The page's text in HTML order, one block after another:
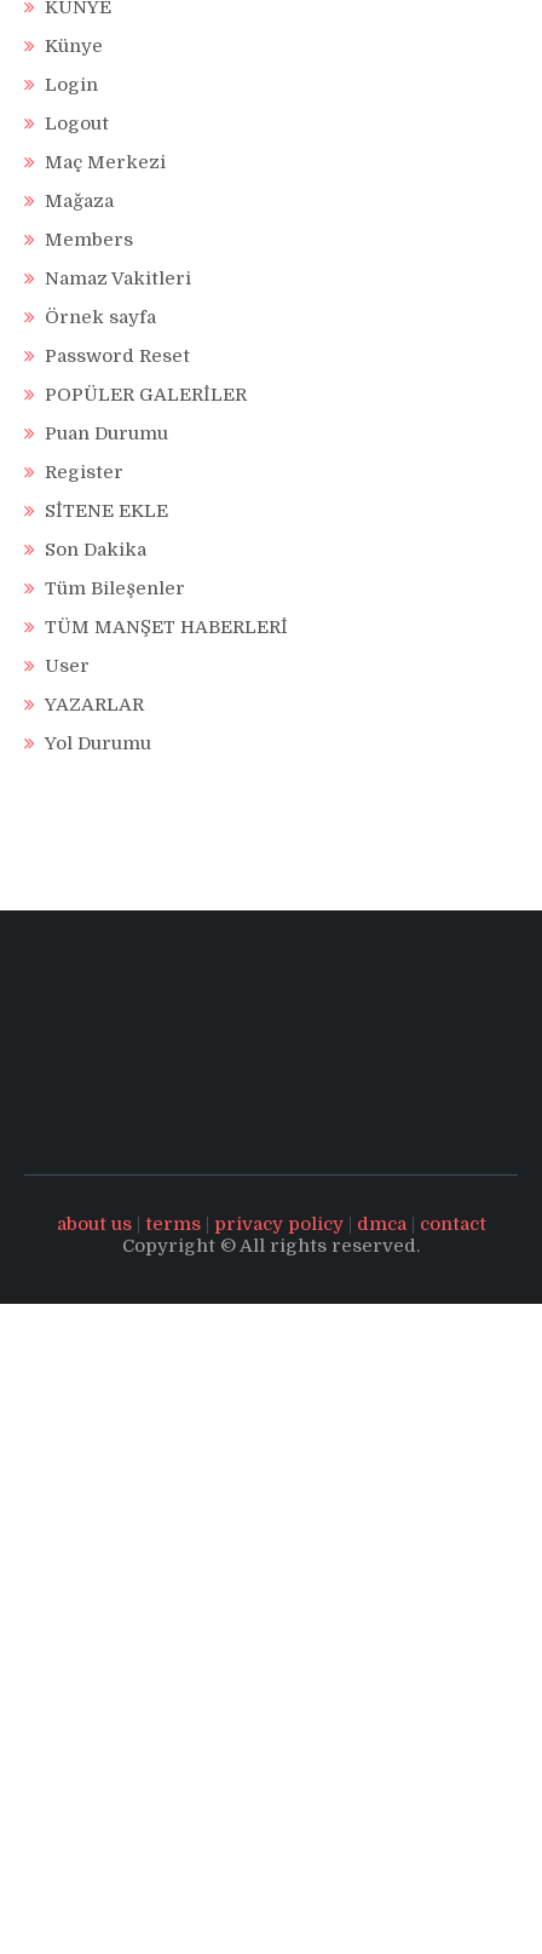
KÜNYE
Künye
Login
Logout
Maç Merkezi
Mağaza
Members
Namaz Vakitleri
Örnek sayfa
Password Reset
POPÜLER GALERİLER
Puan Durumu
Register
SİTENE EKLE
Son Dakika
Tüm Bileşenler
TÜM MANŞET HABERLERİ
User
YAZARLAR
Yol Durumu
about us| terms| privacy policy| dmca| contact
Copyright © All rights reserved.